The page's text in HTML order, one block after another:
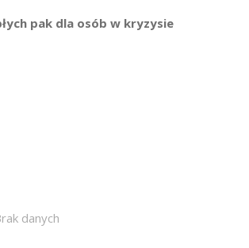
pak dla osób w kryzysie
danych